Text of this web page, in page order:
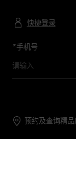
快捷登录
*手机号
预约及查询精品